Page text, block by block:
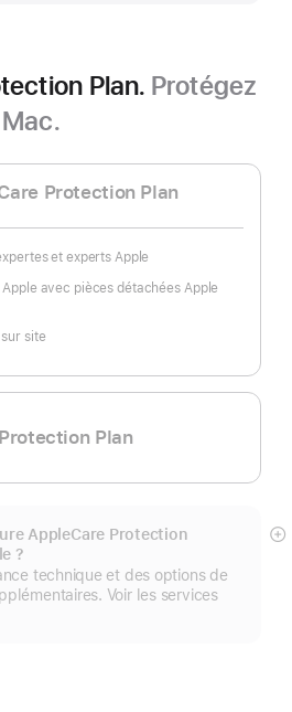
Plan. Protégez
Protection Plan
et experts Apple
avec pièces détachées Apple
site
Plan
AppleCare Protection
?
technique et des options de
Voir les services